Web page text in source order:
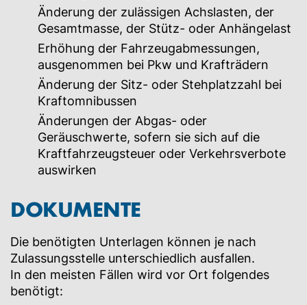
Änderung der zulässigen Achslasten, der
Gesamtmasse, der Stütz- oder Anhängelast
Erhöhung der Fahrzeugabmessungen,
ausgenommen bei Pkw und Krafträdern
Änderung der Sitz- oder Stehplatzzahl bei
Kraftomnibussen
Änderungen der Abgas- oder
Geräuschwerte, sofern sie sich auf die
Kraftfahrzeugsteuer oder Verkehrsverbote
auswirken
DOKUMENTE
Die benötigten Unterlagen können je nach
Zulassungsstelle unterschiedlich ausfallen.
In den meisten Fällen wird vor Ort folgendes
benötigt: